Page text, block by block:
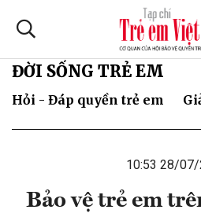
ĐỜI SỐNG TRẺ EM
Hỏi - Đáp quyền trẻ em
10:53 28/
Bảo vệ trẻ em